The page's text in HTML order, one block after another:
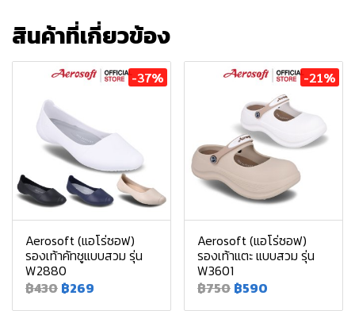
สินค้าที่เกี่ยวข้อง
-37%
Aerosoft (แอโร่ซอฟ)
รองเท้าคัทชูแบบสวม รุ่น
W2880
฿430 ฿269
-21%
Aerosoft (แอโร่ซอฟ)
รองเท้าแตะ แบบสวม รุ่น
W3601
฿750 ฿590